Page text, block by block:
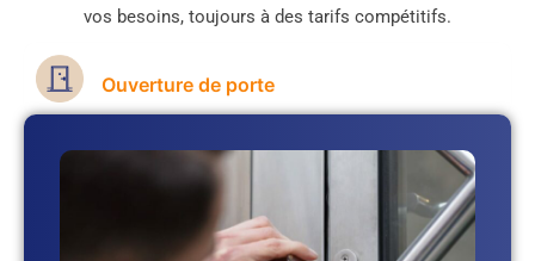
vos besoins, toujours à des tarifs compétitifs.
Ouverture de porte